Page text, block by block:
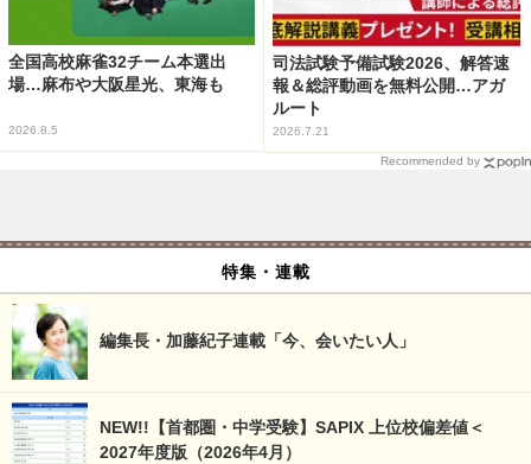
全国高校麻雀32チーム本選出
場…麻布や大阪星光、東海も
2026.8.5
司法試験予備試験2026、解答速
報＆総評動画を無料公開…アガ
ルート
2026.7.21
Recommended by
特集・連載
編集長・加藤紀子連載「今、会いたい人」
NEW!!【首都圏・中学受験】SAPIX 上位校偏差値＜
2027年度版（2026年4月）